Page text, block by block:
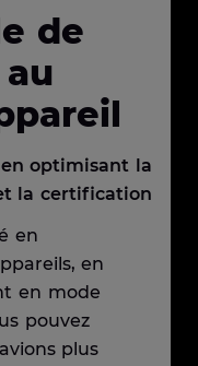
de
optimisant la
la certification
en
en
en mode
pouvez
plus